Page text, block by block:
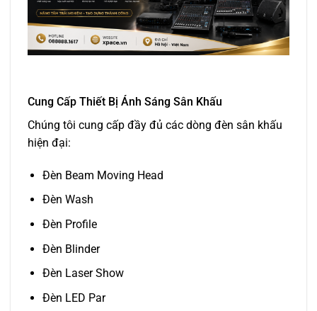
Cung Cấp Thiết Bị Ánh Sáng Sân Khấu
Chúng tôi cung cấp đầy đủ các dòng đèn sân khấu
hiện đại:
Đèn Beam Moving Head
Đèn Wash
Đèn Profile
Đèn Blinder
Đèn Laser Show
Đèn LED Par